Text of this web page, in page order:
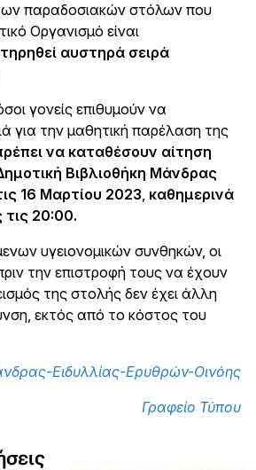
παραδοσιακών στόλων που
Οργανισμό είναι
αυστηρά σειρά
γονείς επιθυμούν να
για την μαθητική παρέλαση της
να καταθέσουν αίτηση
Βιβλιοθήκη Μάνδρας
16 Μαρτίου 2023, καθημερινά
τις 20:00.
υγειονομικών συνθηκών, οι
την επιστροφή τους να έχουν
της στολής δεν έχει άλλη
εκτός από το κόστος του
Ειδυλλίας-Ερυθρών-Οινόης
Γραφείο Τύπου